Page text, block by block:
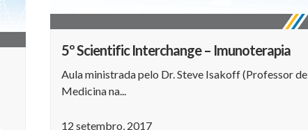
5º Scientific Interchange – Imunoterapia
Aula ministrada pelo Dr. Steve Isakoff (Professor de
Medicina na...
12 setembro, 2017